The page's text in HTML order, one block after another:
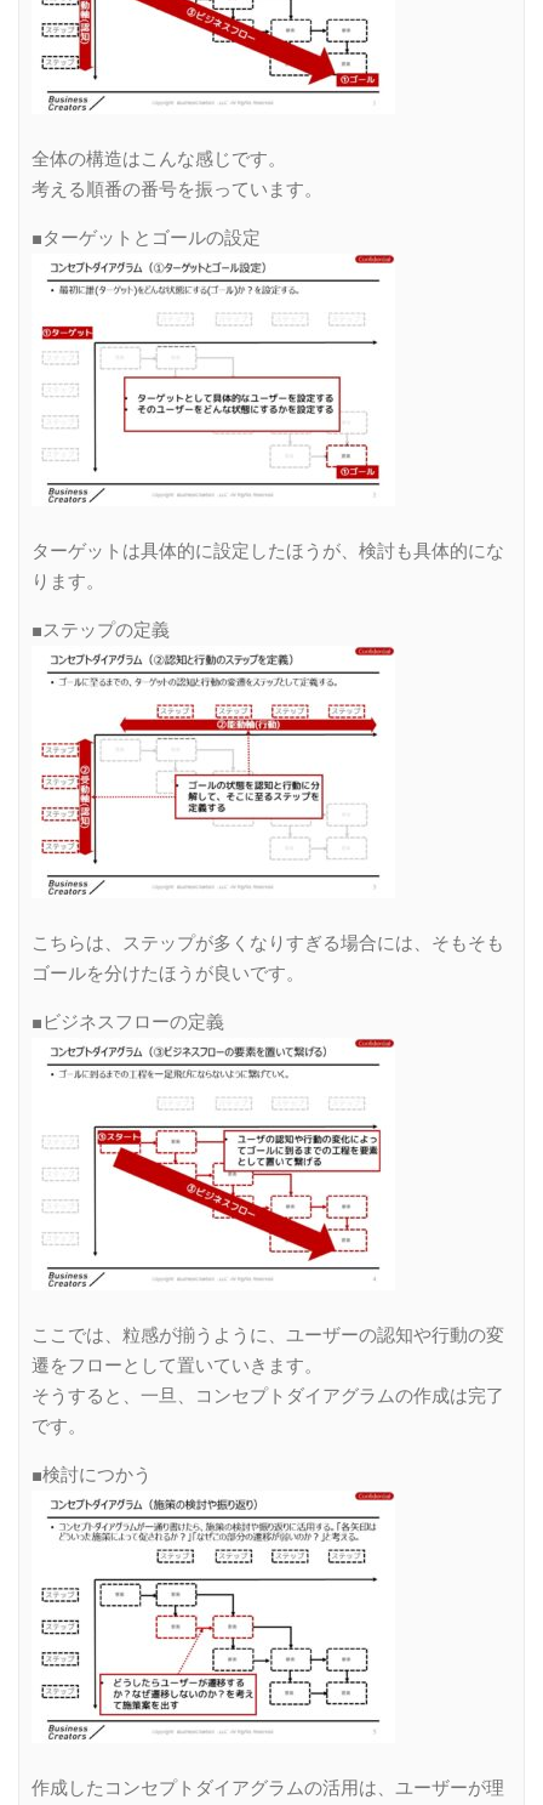
全体の構造はこんな感じです。
考える順番の番号を振っています。
■ターゲットとゴールの設定
ターゲットは具体的に設定したほうが、検討も具体的にな
ります。
■ステップの定義
こちらは、ステップが多くなりすぎる場合には、そもそも
ゴールを分けたほうが良いです。
■ビジネスフローの定義
ここでは、粒感が揃うように、ユーザーの認知や行動の変
遷をフローとして置いていきます。
そうすると、一旦、コンセプトダイアグラムの作成は完了
です。
■検討につかう
作成したコンセプトダイアグラムの活用は、ユーザーが理